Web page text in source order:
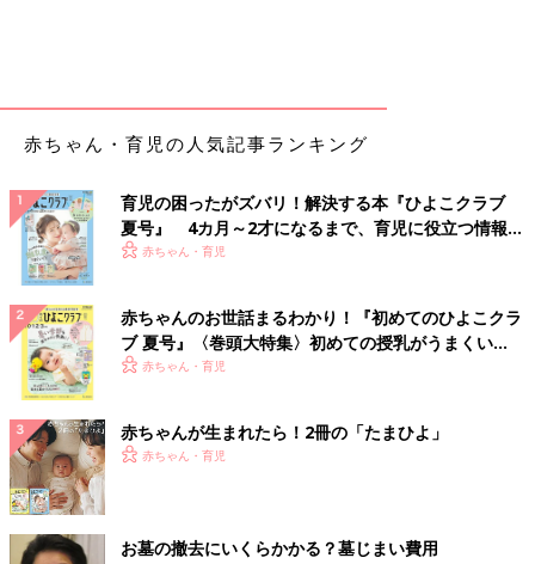
赤ちゃん・育児の人気記事ランキング
育児の困ったがズバリ！解決する本『ひよこクラブ
夏号』 4カ月～2才になるまで、育児に役立つ情報が
いっぱい！
赤ちゃん・育児
赤ちゃんのお世話まるわかり！『初めてのひよこクラ
ブ 夏号』〈巻頭大特集〉初めての授乳がうまくい
く！ おっぱい・ミルクの基本と夏のトラブル 解決テ
赤ちゃん・育児
赤ちゃんが生まれたら！2冊の「たまひよ」
赤ちゃん・育児
お墓の撤去にいくらかかる？墓じまい費用